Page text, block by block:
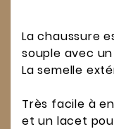
La chaussure
souple avec
La semelle
Très facile à
et un lacet